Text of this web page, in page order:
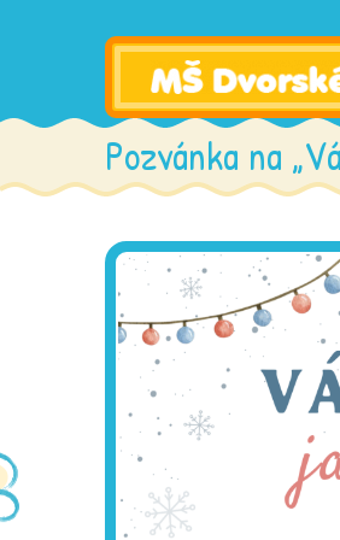
Pozvánka na